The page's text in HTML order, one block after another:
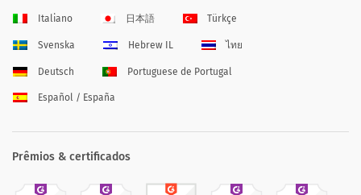
Italiano 日本語 Türkçe
Svenska Hebrew IL ไทย
Deutsch Portuguese de Portugal
Español / España
Prêmios & certificados